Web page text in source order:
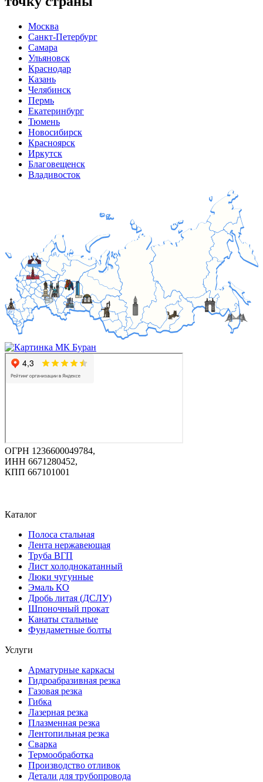
Москва
Санкт-Петербург
Самара
Ульяновск
Краснодар
Казань
Челябинск
Пермь
Екатеринбург
Тюмень
Новосибирск
Красноярск
Иркутск
Благовещенск
Владивосток
ОГРН 1236600049784,
ИНН 6671280452,
КПП 667101001
Каталог
Полоса стальная
Лента нержавеющая
Труба ВГП
Лист холоднокатанный
Люки чугунные
Эмаль КО
Дробь литая (ДСЛУ)
Шпоночный прокат
Канаты стальные
Фундаметные болты
Услуги
Арматурные каркасы
Гидроабразивная резка
Газовая резка
Гибка
Лазерная резка
Плазменная резка
Лентопильная резка
Сварка
Термообработка
Производство отливок
Детали для трубопровода